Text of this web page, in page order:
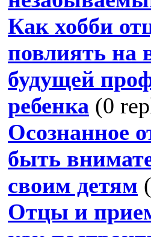
Как хобби
повлиять на
будущей
ребенка (0
Осознанное
быть
своим детям
Отцы и